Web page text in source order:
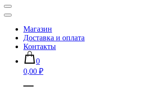
Магазин
Доставка и оплата
Контакты
0
0,00 ₽